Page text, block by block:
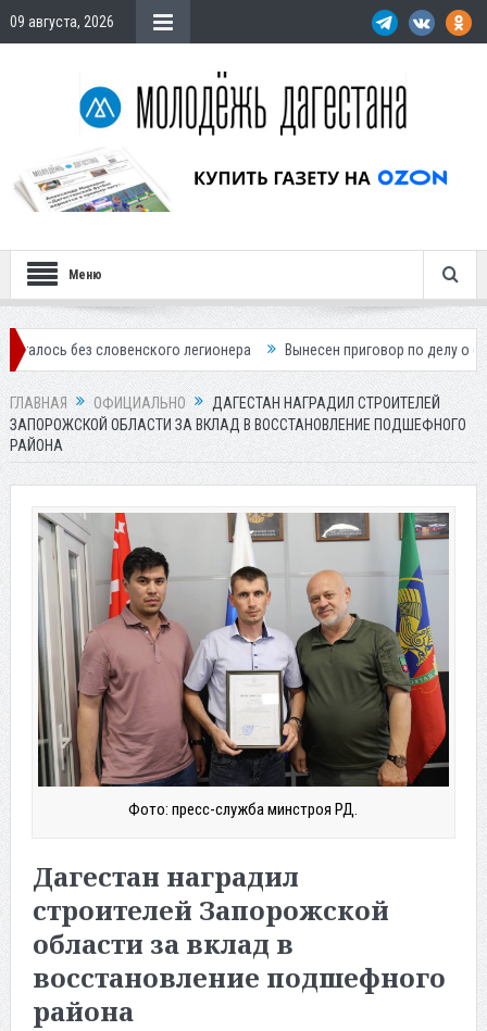
09 августа, 2026
Меню
словенского легионера Вынесен приговор по делу о
ГЛАВНАЯ ОФИЦИАЛЬНО
ДАГЕСТАН НАГРАДИЛ СТРОИТЕЛЕЙ
ЗАПОРОЖСКОЙ ОБЛАСТИ ЗА ВКЛАД В ВОССТАНОВЛЕНИЕ ПОДШЕФНОГО
РАЙОНА
Фото: пресс-служба минстроя РД.
Дагестан наградил
строителей Запорожской
области за вклад в
восстановление подшефного
района